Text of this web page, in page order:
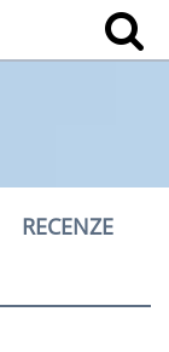
RECENZE